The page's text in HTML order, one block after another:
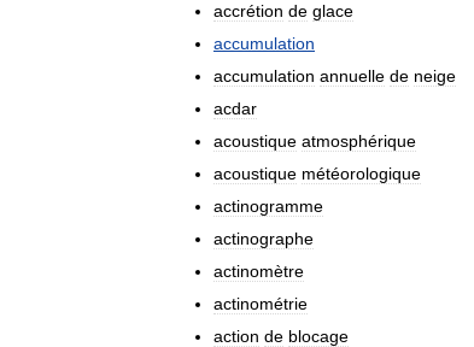
accrétion de glace
accumulation
accumulation annuelle de neige
acdar
acoustique atmosphérique
acoustique météorologique
actinogramme
actinographe
actinomètre
actinométrie
action de blocage